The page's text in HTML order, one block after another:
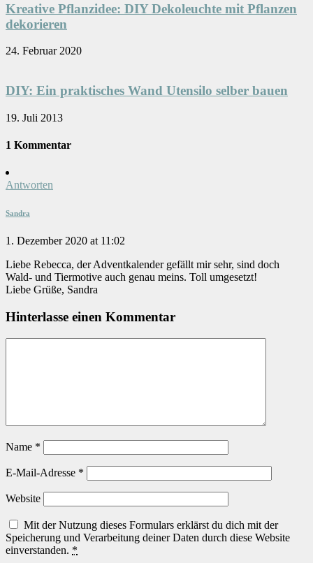
Kreative Pflanzidee: DIY Dekoleuchte mit Pflanzen
dekorieren
24. Februar 2020
DIY: Ein praktisches Wand Utensilo selber bauen
19. Juli 2013
1 Kommentar
Antworten
Sandra
1. Dezember 2020 at 11:02
Liebe Rebecca, der Adventkalender gefällt mir sehr, sind doch
Wald- und Tiermotive auch genau meins. Toll umgesetzt!
Liebe Grüße, Sandra
Hinterlasse einen Kommentar
Name *
E-Mail-Adresse *
Website
Mit der Nutzung dieses Formulars erklärst du dich mit der
Speicherung und Verarbeitung deiner Daten durch diese Website
einverstanden. *